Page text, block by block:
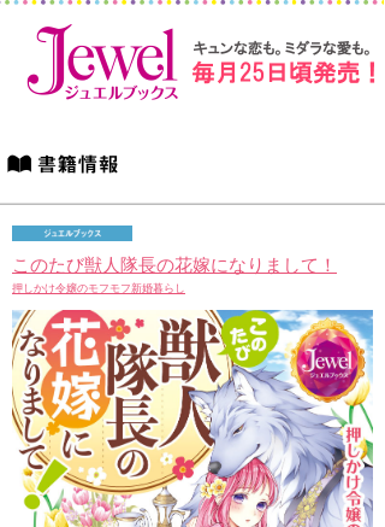
このたび獣人隊長の花嫁になりまして！
押しかけ令嬢のモフモフ新婚暮らし